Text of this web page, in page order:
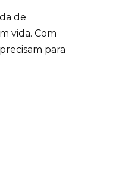
de
vida. Com
para